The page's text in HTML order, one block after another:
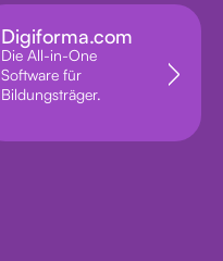
Digiforma.com
Die All-in-One
Software für
Bildungsträger.